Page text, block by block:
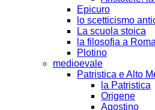
Epicuro
lo scetticismo
La scuola stoica
la filosofia a Roma
Plotino
medioevale
Patristica e Alto
la Patristica
Origene
Agostino